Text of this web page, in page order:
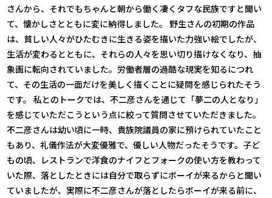
さんから、それでもちゃんと朝から働く凄くタフな民族ですと聞い
て、懐かしさとともに変に納得しました。 野生さんの初期の作品
は、貧しい人々がひたむきに生きる姿を描いた力強い絵でしたが、
生活が変わるとともに、それらの人々を思い切り描けなくなり、抽
象画に転向されていました。労働者層の過酷な現実を知るにつれ
て、その生活の一面だけを美しく描くことに疑問を感じられたそう
です。 私とのトークでは、不二彦さんを通じて「夢二の人となり」
を感じていただこうという点に絞って質問させていただきました。
不二彦さんは幼い頃に一時、貴族院議員の家に預けられていたこと
もあり、礼儀作法が大変優雅で、優しい人物だったそうです。子ど
もの頃、レストランで洋食のナイフとフォークの使い方を教わって
いた際、落としたときには自分で取らずにボーイが来るからと聞い
ていましたが、実際に不二彦さんが落としたらボーイが来る前に、